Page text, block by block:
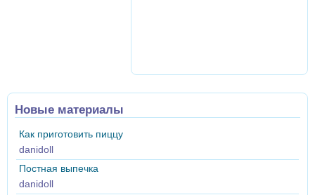
Новые материалы
Как приготовить пиццу
danidoll
Постная выпечка
danidoll